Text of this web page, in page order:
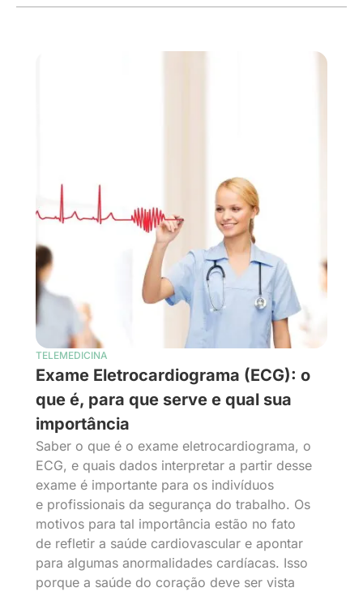
TELEMEDICINA
Exame Eletrocardiograma (ECG): o
que é, para que serve e qual sua
importância
Saber o que é o exame eletrocardiograma, o
ECG, e quais dados interpretar a partir desse
exame é importante para os indivíduos
e profissionais da segurança do trabalho. Os
motivos para tal importância estão no fato
de refletir a saúde cardiovascular e apontar
para algumas anormalidades cardíacas. Isso
porque a saúde do coração deve ser vista